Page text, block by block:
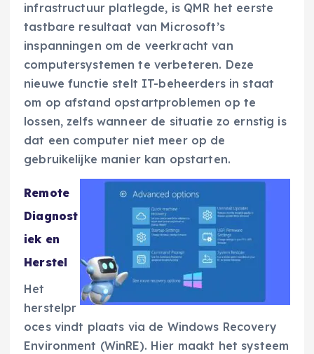
infrastructuur platlegde, is QMR het eerste
tastbare resultaat van Microsoft’s
inspanningen om de veerkracht van
computersystemen te verbeteren. Deze
nieuwe functie stelt IT-beheerders in staat
om op afstand opstartproblemen op te
lossen, zelfs wanneer de situatie zo ernstig is
dat een computer niet meer op de
gebruikelijke manier kan opstarten.
Remote
Diagnost
iek en
Herstel
Het
herstelpr
oces vindt plaats via de Windows Recovery
Environment (WinRE). Hier maakt het systeem